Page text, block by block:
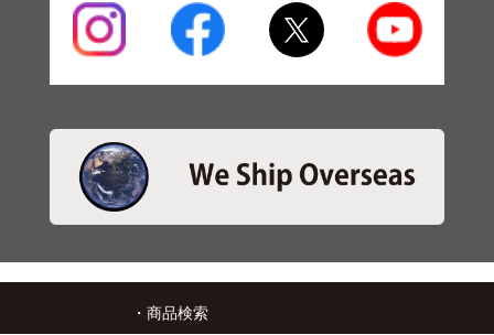
・商品検索